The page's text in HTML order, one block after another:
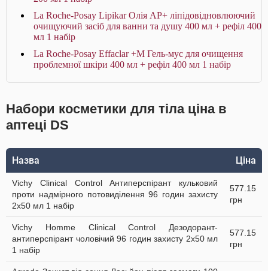
La Roche-Posay Lipikar Олія AP+ ліпідовідновлюючий
очищуючий засіб для ванни та душу 400 мл + рефіл 400
мл 1 набір
La Roche-Posay Effaclar +М Гель-мус для очищення
проблемної шкіри 400 мл + рефіл 400 мл 1 набір
Набори косметики для тіла ціна в
аптеці DS
Назва Ціна
Vichy Clinical Control Антиперспірант кульковий
проти надмірного потовиділення 96 годин захисту
2х50 мл 1 набір
577.15
грн
Vichy Homme Clinical Control Дезодорант-
антиперспірант чоловічий 96 годин захисту 2х50 мл
1 набір
577.15
грн